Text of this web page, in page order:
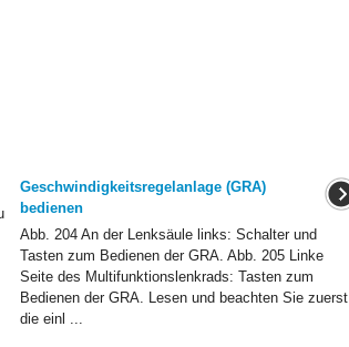
Geschwindigkeitsregelanlage (GRA)
bedienen
Abb. 204 An der Lenksäule links: Schalter und
Tasten zum Bedienen der GRA. Abb. 205 Linke
Seite des Multifunktionslenkrads: Tasten zum
Bedienen der GRA. Lesen und beachten Sie zuerst
die einl ...